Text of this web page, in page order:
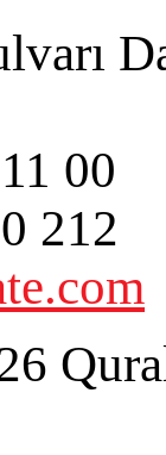
00
212